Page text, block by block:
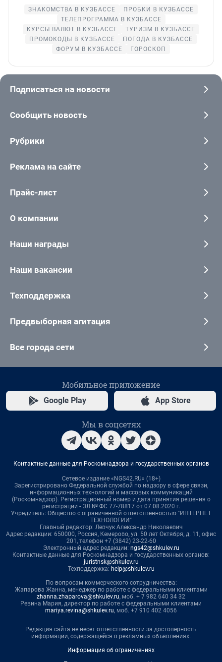
ЗНАКОМСТВА В КУЗБАССЕ
ПРОБКИ В КУЗБАССЕ
ТЕЛЕПРОГРАММА В КУЗБАССЕ
КУРСЫ ВАЛЮТ В КУЗБАССЕ
ТУРИЗМ В КУЗБАССЕ
ПРОМОКОДЫ В КУЗБАССЕ
ПОГОДА В КУЗБАССЕ
ФОРУМ В КУЗБАССЕ
ГОРОСКОП
Подписаться на новости
Сообщить новость
Рубрики
Реклама на сайте
Прайс-лист
О компании
Наши награды
Наши вакансии
Техподдержка
Предвыборная агитация
Все города сети
Мобильное приложение
Google Play App Store
Мы в соцсетях
Контактные данные для Роскомнадзора и государственных органов
Сетевое издание «NGS42.RU» (18+)
Зарегистрировано Федеральной службой по надзору в сфере связи,
информационных технологий и массовых коммуникаций
(Роскомнадзор). Регистрационный номер и дата принятия решения о
регистрации - ЭЛ № ФС 77-78817 от 07.08.2020 г.
Учредитель: Общество с ограниченной ответственностью "ИНТЕРНЕТ
ТЕХНОЛОГИИ"
Главный редактор: Левчук Александр Николаевич
Адрес редакции: 650000, Россия, Кемерово, ул. 50 лет Октября, д. 11, офис
201, телефон +7 (3842) 23-22-60
Электронный адрес редакции: ngs42@shkulev.ru
Контактные данные для Роскомнадзора и государственных органов:
juristnsk@shkulev.ru
Техподдержка: help@shkulev.ru
По вопросам коммерческого сотрудничества:
Жапарова Жанна, менеджер по работе с федеральными клиентами
zhanna.zhaparova@shkulev.ru, моб. + 7 982 640 34 32
Ревина Мария, директор по работе с федеральными клиентами
mariya.revina@shkulev.ru, моб. +7 910 402 4056
Редакция сайта не несет ответственности за достоверность
информации, содержащейся в рекламных объявлениях.
Информация об ограничениях